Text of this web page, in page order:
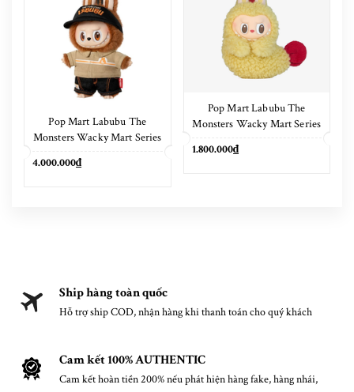
Pop Mart Labubu The
Monsters Wacky Mart Series
4.000.000₫
Pop Mart Labubu The
Monsters Wacky Mart Series
1.800.000₫
Ship hàng toàn quốc
Hỗ trợ ship COD, nhận hàng khi thanh toán cho quý khách
Cam kết 100% AUTHENTIC
Cam kết hoàn tiền 200% nếu phát hiện hàng fake, hàng nhái,